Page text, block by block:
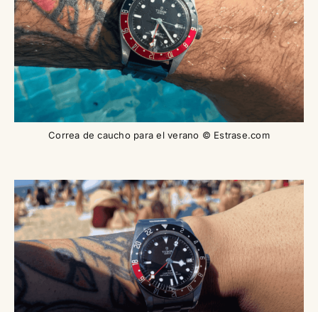
Correa de caucho para el verano © Estrase.com